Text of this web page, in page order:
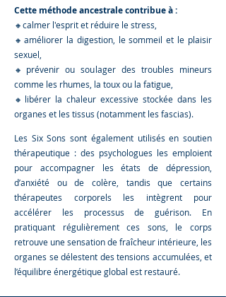
Cette méthode ancestrale contribue à :
🔸calmer l'esprit et réduire le stress,
🔸améliorer la digestion, le sommeil et le plaisir
sexuel,
🔸prévenir ou soulager des troubles mineurs
comme les rhumes, la toux ou la fatigue,
🔸libérer la chaleur excessive stockée dans les
organes et les tissus (notamment les fascias).
Les Six Sons sont également utilisés en soutien
thérapeutique : des psychologues les emploient
pour accompagner les états de dépression,
d’anxiété ou de colère, tandis que certains
thérapeutes corporels les intègrent pour
accélérer les processus de guérison. En
pratiquant régulièrement ces sons, le corps
retrouve une sensation de fraîcheur intérieure, les
organes se délestent des tensions accumulées, et
l’équilibre énergétique global est restauré.